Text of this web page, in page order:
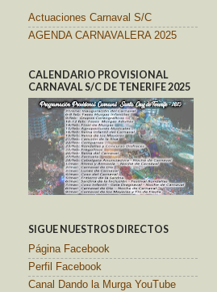
Actuaciones Carnaval S/C
AGENDA CARNAVALERA 2025
CALENDARIO PROVISIONAL
CARNAVAL S/C DE TENERIFE 2025
SIGUE NUESTROS DIRECTOS
Página Facebook
Perfil Facebook
Canal Dando la Murga YouTube